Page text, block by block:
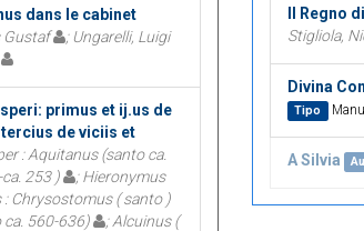
dans le cabinet
Gustaf
; Ungarelli, Luigi
primus et ij.us de
de viciis et
: Aquitanus (santo ca.
253 )
; Hieronymus
: Chrysostomus ( santo )
ca. 560-636)
; Alcuinus (
Il Regno
Stigliola,
Divina
Tipo
A Silvia